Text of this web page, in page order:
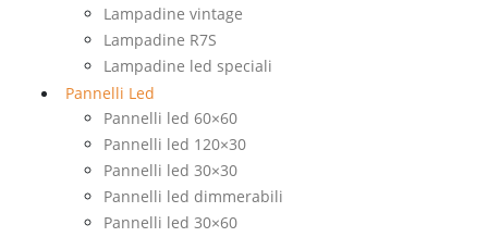
Lampadine vintage
Lampadine R7S
Lampadine led speciali
Pannelli Led
Pannelli led 60×60
Pannelli led 120×30
Pannelli led 30×30
Pannelli led dimmerabili
Pannelli led 30×60